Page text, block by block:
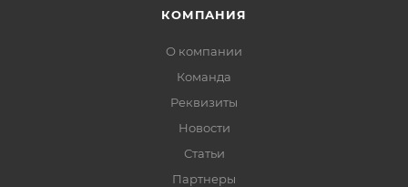
КОМПАНИЯ
О компании
Команда
Реквизиты
Новости
Статьи
Партнеры